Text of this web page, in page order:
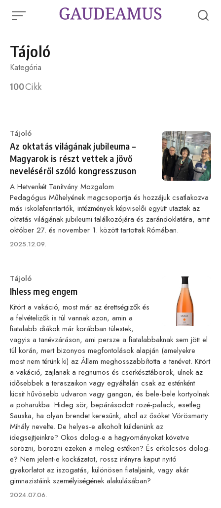
Tájoló
Kategória
100Cikk
Category
Tájoló
Az oktatás világának jubileuma –
Magyarok is részt vettek a jövő
neveléséről szóló kongresszuson
A Hetvenkét Tanítvány Mozgalom
Pedagógus Műhelyének magcsoportja és hozzájuk csatlakozva
más iskolafenntartók, intézmények képviselői együtt utaztak az
oktatás világának jubileumi találkozójára és zarándoklatára, amit
október 27. és november 1. között tartottak Rómában.
Published
2025.12.09.
Category
Tájoló
Ihless meg engem
Kitört a vakáció, most már az érettségizők és
a felvételizők is túl vannak azon, amin a
fiatalabb diákok már korábban túlestek,
vagyis a tanévzáráson, ami persze a fiatalabbaknak sem jött el
túl korán, mert bizonyos megfontolások alapján (amelyekre
most nem térünk ki) az Állam meghosszabbította a tanévet. Kitört
a vakáció, zajlanak a regnumos és cserkésztáborok, ülnek az
idősebbek a teraszaikon vagy egyáltalán csak az esténként
kicsit hűvösebb udvaron vagy gangon, és bele-bele kortyolnak
a poharukba. Hideg sör, bepárásodott rozé-palack, esetleg
Sauska, ha olyan brendet keresünk, ahol az ősöket Vörösmarty
Mihály nevelte. De helyes-e alkoholt küldenünk az
idegsejtjeinkre? Okos dolog-e a hagyományokat követve
sörözni, borozni ezeken a meleg estéken? És erkölcsös dolog-
e? Nem jelent-e kockázatot, rossz irányra kaput nyitó
gyakorlatot az iszogatás, különösen fiataljaink, vagy akár
gimnazistáink személyiségének alakulásában?
Published
2024.07.06.